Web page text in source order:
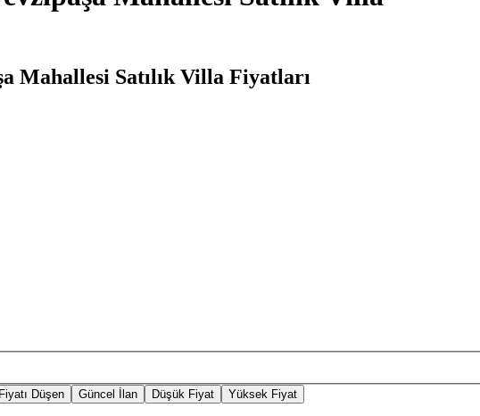
Mahallesi Satılık Villa Fiyatları
Fiyatı Düşen Güncel İlan Düşük Fiyat Yüksek Fiyat